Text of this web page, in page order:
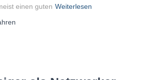
einen guten Weiterlesen